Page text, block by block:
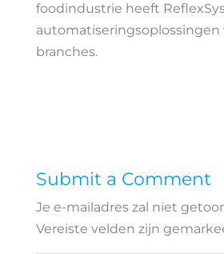
foodindustrie heeft
automatiseringsoplossingen
branches.
Submit a Comment
Je e-mailadres zal niet
Vereiste velden zijn